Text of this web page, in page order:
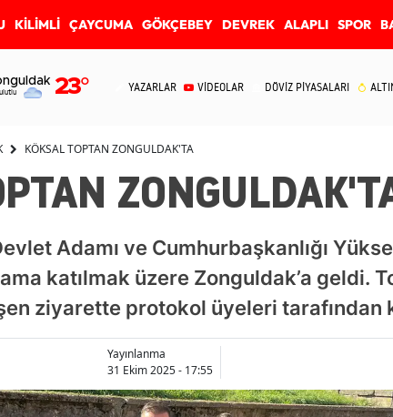
KİLİMLİ ÇAYCUMA GÖKÇEBEY DEVREK ALAPLI SPOR
23° YAZARLAR VİDEOLAR DÖVİZ PİYASALARI
KÖKSAL TOPTAN ZONGULDAK'TA
Adamı ve Cumhurbaşkanlığı
katılmak üzere Zonguldak’a geldi.
ziyarette protokol üyeleri tarafından
Yayınlanma
31 Ekim 2025 - 17:55